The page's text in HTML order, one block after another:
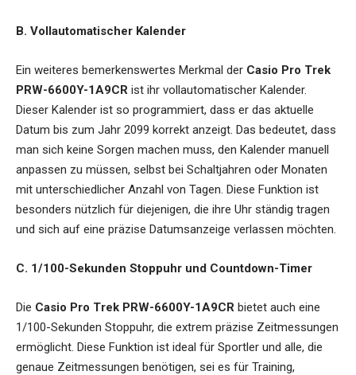
B. Vollautomatischer Kalender
Ein weiteres bemerkenswertes Merkmal der Casio Pro Trek
PRW-6600Y-1A9CR ist ihr vollautomatischer Kalender.
Dieser Kalender ist so programmiert, dass er das aktuelle
Datum bis zum Jahr 2099 korrekt anzeigt. Das bedeutet, dass
man sich keine Sorgen machen muss, den Kalender manuell
anpassen zu müssen, selbst bei Schaltjahren oder Monaten
mit unterschiedlicher Anzahl von Tagen. Diese Funktion ist
besonders nützlich für diejenigen, die ihre Uhr ständig tragen
und sich auf eine präzise Datumsanzeige verlassen möchten.
C. 1/100-Sekunden Stoppuhr und Countdown-Timer
Die Casio Pro Trek PRW-6600Y-1A9CR bietet auch eine
1/100-Sekunden Stoppuhr, die extrem präzise Zeitmessungen
ermöglicht. Diese Funktion ist ideal für Sportler und alle, die
genaue Zeitmessungen benötigen, sei es für Training,